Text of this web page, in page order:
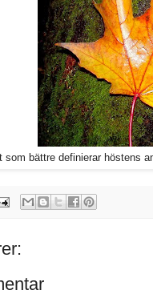
som bättre definierar höstens